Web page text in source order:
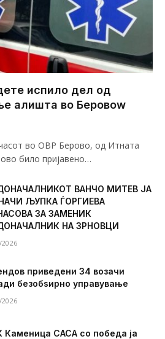
испило дел од
алишта во Беровоw
во ОВР Берово, од Итната
било пријавено…
ВАНЧО МИТЕВ ЈА
ЉУПКА ЃОРГИЕВА
ЗА ЗАМЕНИК
НА ЗРНОВЦИ
приведени 34 возачи
безобѕирно управување
САСА со победа ја